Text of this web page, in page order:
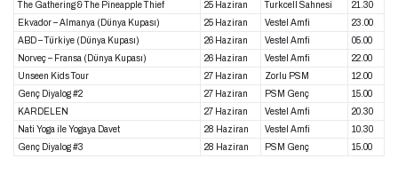
The Gathering & The Pineapple Thief 25 Haziran Turkcell Sahnesi
21.30
Ekvador – Almanya (Dünya Kupası)
25 Haziran Vestel Amfi
23.00
ABD – Türkiye (Dünya Kupası)
26 Haziran Vestel Amfi
05.00
Norveç – Fransa (Dünya Kupası)
26 Haziran Vestel Amfi
22.00
Unseen Kids Tour
27 Haziran Zorlu PSM
12.00
Genç Diyalog #2
27 Haziran PSM Genç
15.00
KARDELEN
27 Haziran Vestel Amfi
20.30
Nati Yoga ile Yogaya Davet
28 Haziran Vestel Amfi
10.30
Genç Diyalog #3
28 Haziran PSM Genç 15.00